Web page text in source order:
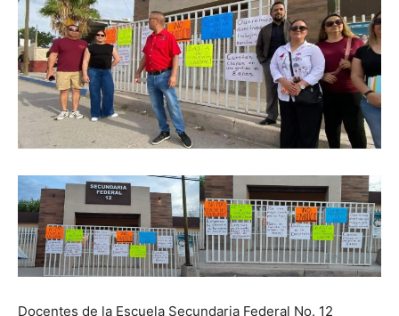
Docentes de la Escuela Secundaria Federal No. 12